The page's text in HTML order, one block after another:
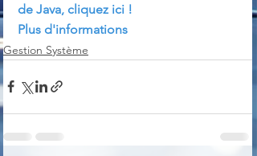
de Java, cliquez ici !
Plus d'informations
Gestion Système